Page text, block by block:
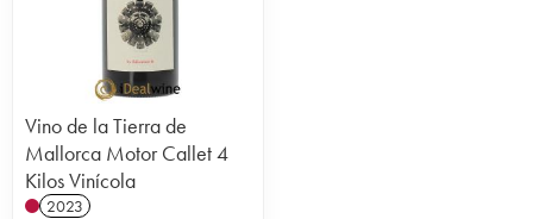
Vino de la Tierra de
Mallorca Motor Callet 4
Kilos Vinícola
2023